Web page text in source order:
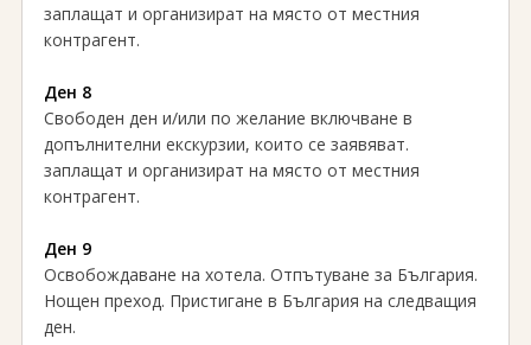
заплащат и организират на място от местния
контрагент.
Ден 8
Свободен ден и/или по желание включване в
допълнителни екскурзии, които се заявяват.
заплащат и организират на място от местния
контрагент.
Ден 9
Освобождаване на хотела. Отпътуване за България.
Нощен преход. Пристигане в България на следващия
ден.